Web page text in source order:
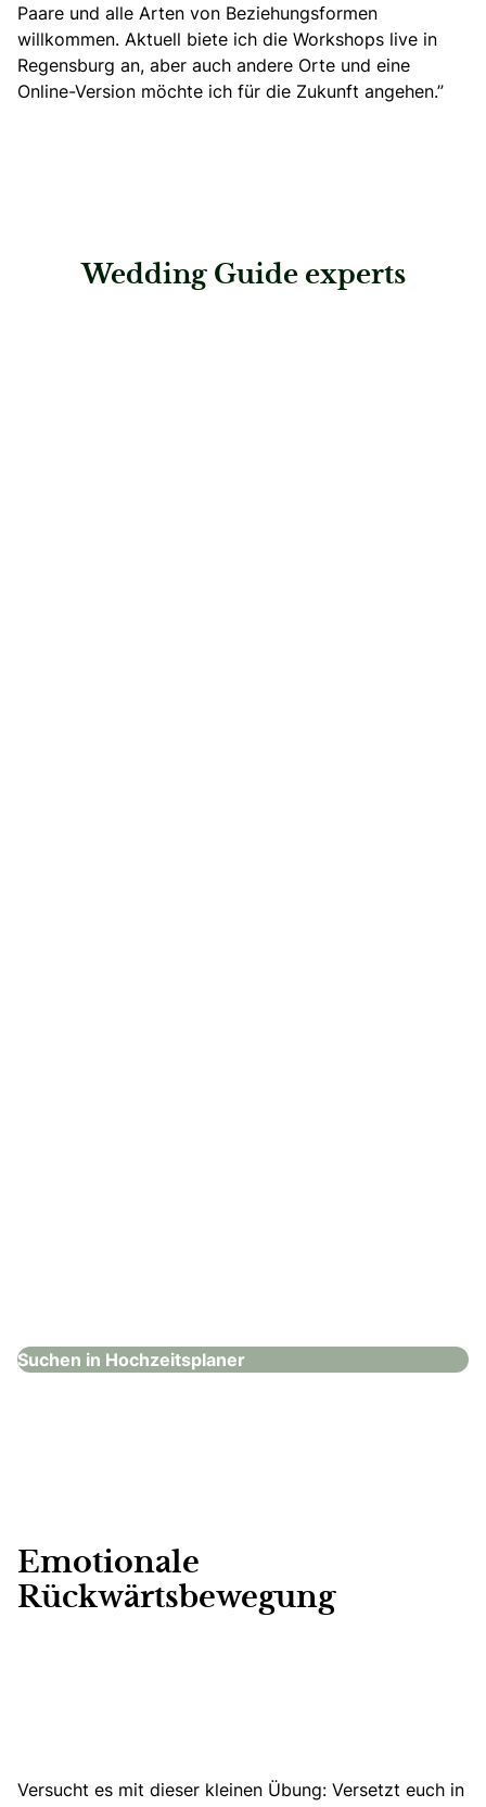
Paare und alle Arten von Beziehungsformen
willkommen. Aktuell biete ich die Workshops live in
Regensburg an, aber auch andere Orte und eine
Online-Version möchte ich für die Zukunft angehen.”
Wedding Guide experts
Suchen in Hochzeitsplaner
Emotionale
Rückwärtsbewegung
Versucht es mit dieser kleinen Übung: Versetzt euch in